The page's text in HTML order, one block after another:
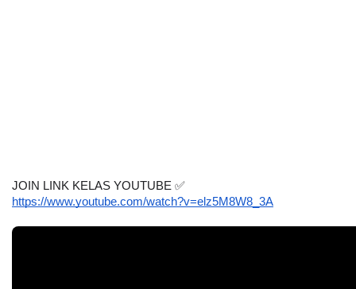
JOIN LINK KELAS YOUTUBE ✅
https://www.youtube.com/watch?v=elz5M8W8_3A